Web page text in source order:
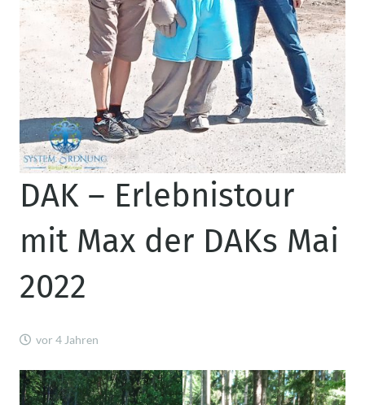
DAK – Erlebnistour
mit Max der DAKs Mai
2022
vor 4 Jahren